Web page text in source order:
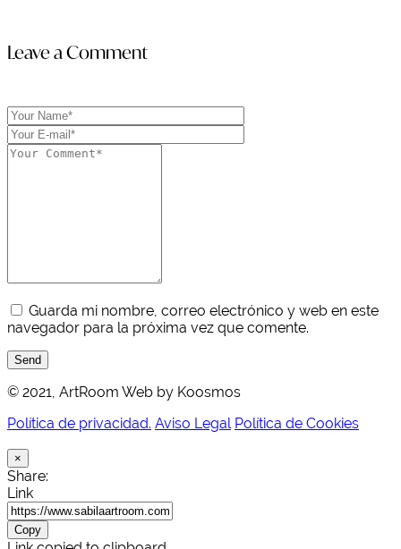
Leave a Comment
Guarda mi nombre, correo electrónico y web en este
navegador para la próxima vez que comente.
Send
© 2021, ArtRoom Web by Koosmos
Política de privacidad. Aviso Legal Política de Cookies
×
Share:
Link
Copy